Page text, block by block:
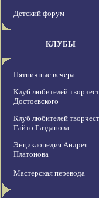
Детский форум
КЛУБЫ
Пятничные вечера
Клуб любителей
Достоевского
Клуб любителей
Гайто Газданова
Энциклопедия Андрея
Платонова
Мастерская перевода